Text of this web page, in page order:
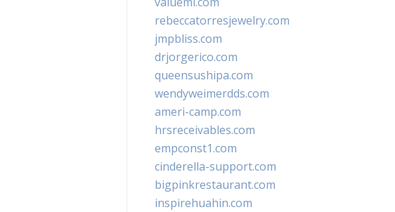
rebeccatorresjewelry.com
jmpbliss.com
drjorgerico.com
queensushipa.com
wendyweimerdds.com
ameri-camp.com
hrsreceivables.com
empconst1.com
cinderella-support.com
bigpinkrestaurant.com
inspirehuahin.com